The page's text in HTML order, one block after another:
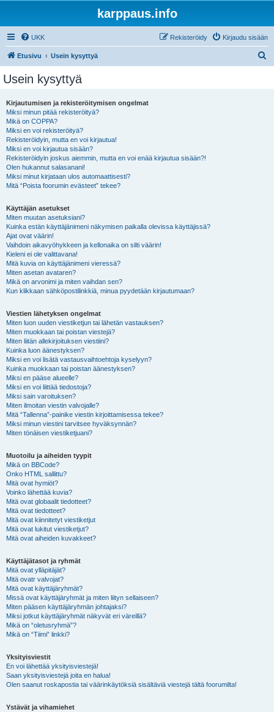
karppaus.info
UKK Kirjaudu sisään
Rekisteröidy
Etusivu Usein kysyttyä
Usein kysyttyä
Kirjautumisen ja rekisteröitymisen ongelmat
Miksi minun pitää rekisteröityä?
Mikä on COPPA?
Miksi en voi rekisteröityä?
Rekisteröidyin, mutta en voi kirjautua!
Miksi en voi kirjautua sisään?
Rekisteröidyin joskus aiemmin, mutta en voi enää kirjautua sisään?!
Olen hukannut salasanani!
Miksi minut kirjataan ulos automaattisesti?
Mitä “Poista foorumin evästeet” tekee?
Käyttäjän asetukset
Miten muutan asetuksiani?
Kuinka estän käyttäjänimeni näkymisen paikalla olevissa käyttäjissä?
Ajat ovat väärin!
Vaihdoin aikavyöhykkeen ja kellonaika on silti väärin!
Kieleni ei ole valittavana!
Mitä kuvia on käyttäjänimeni vieressä?
Miten asetan avataren?
Mikä on arvonimi ja miten vaihdan sen?
Kun klikkaan sähköpostilinkkiä, minua pyydetään kirjautumaan?
Viestien lähetyksen ongelmat
Miten luon uuden viestiketjun tai lähetän vastauksen?
Miten muokkaan tai poistan viestejä?
Miten liitän allekirjoituksen viestiini?
Kuinka luon äänestyksen?
Miksi en voi lisätä vastausvaihtoehtoja kyselyyn?
Kuinka muokkaan tai poistan äänestyksen?
Miksi en pääse alueelle?
Miksi en voi liittää tiedostoja?
Miksi sain varoituksen?
Miten ilmoitan viestin valvojalle?
Mitä “Tallenna”-painike viestin kirjoittamisessa tekee?
Miksi minun viestini tarvitsee hyväksynnän?
Miten tönäisen viestiketjuani?
Muotoilu ja aiheiden tyypit
Mikä on BBCode?
Onko HTML sallittu?
Mitä ovat hymiöt?
Voinko lähettää kuvia?
Mitä ovat globaalit tiedotteet?
Mitä ovat tiedotteet?
Mitä ovat kiinnitetyt viestiketjut
Mitä ovat lukitut viestiketjut?
Mitä ovat aiheiden kuvakkeet?
Käyttäjätasot ja ryhmät
Mitä ovat ylläpitäjät?
Mitä ovatr valvojat?
Mitä ovat käyttäjäryhmät?
Missä ovat käyttäjäryhmät ja miten liityn sellaiseen?
Miten pääsen käyttäjäryhmän johtajaksi?
Miksi jotkut käyttäjäryhmät näkyvät eri väreillä?
Mikä on “oletusryhmä”?
Mikä on “Tiimi” linkki?
Yksityisviestit
En voi lähettää yksityisviestejä!
Saan yksityisviestejä joita en halua!
Olen saanut roskapostia tai väärinkäytöksiä sisältäviä viestejä tältä foorumilta!
Ystävät ja vihamiehet